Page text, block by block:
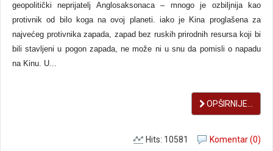
geopolitički neprijatelj Anglosaksonaca – mnogo je ozbiljnija kao
protivnik od bilo koga na ovoj planeti. iako je Kina proglašena za
najvećeg protivnika zapada, zapad bez ruskih prirodnih resursa koji bi
bili stavljeni u pogon zapada, ne može ni u snu da pomisli o napadu
na Kinu. U...
OPŠIRNIJE...
Komentar (0)
Hits: 10581